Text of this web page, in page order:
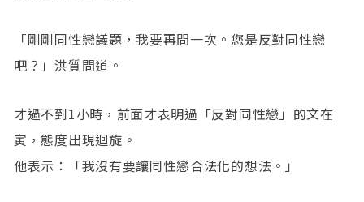
「剛剛同性戀議題，我要再問一次。您是反對同性戀
吧？」洪質問道。
才過不到1小時，前面才表明過「反對同性戀」的文在
寅，態度出現迴旋。
他表示：「我沒有要讓同性戀合法化的想法。」